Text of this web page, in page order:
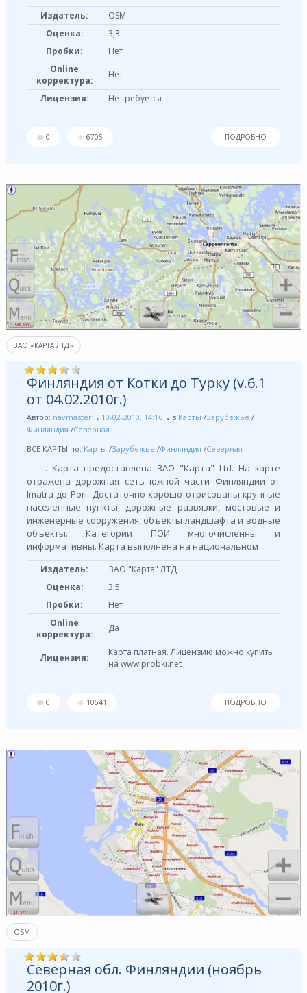
Издатель:
OSM
Оценка:
3,3
Пробки:
Нет
Online
корректура:
Нет
Лицензия: Не требуется
0 6705 ПОДРОБНО
ЗАО «КАРТА ЛТД»
Финляндия от Котки до Турку (v.6.1
от 04.02.2010г.)
Автор: navmaster 10-02-2010, 14:16 в Карты /Зарубежье /
Финляндия /Северная
ВСЕ КАРТЫ по: Карты /Зарубежье /Финляндия /Северная
. Карта предоставлена ЗАО "Карта" Ltd. На карте
отражена дорожная сеть южной части Финляндии от
Imatra до Pori. Достаточно хорошо отрисованы крупные
населенные пункты, дорожные развязки, мостовые и
инженерные сооружения, объекты ландшафта и водные
объекты. Категории ПОИ многочисленны и
информативны. Карта выполнена на национальном
Издатель:
ЗАО "Карта" ЛТД
Оценка:
3,5
Пробки:
Нет
Online
корректура:
Да
Лицензия:
Карта платная. Лицензию можно купить
на www.probki.net
0 10641 ПОДРОБНО
OSM
Северная обл. Финляндии (ноябрь
2010г.)